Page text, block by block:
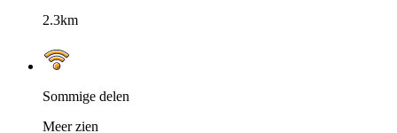
2.3km
Sommige delen
Meer zien